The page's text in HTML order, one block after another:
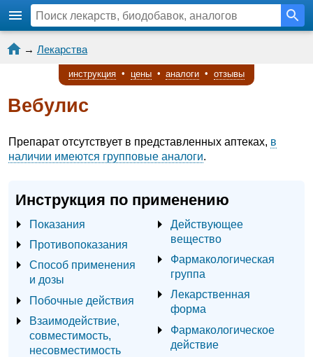
→ Лекарства
инструкция • цены • аналоги • отзывы
Вебулис
Препарат отсутствует в представленных аптеках, в
наличии имеются групповые аналоги.
Инструкция по применению
Показания
Противопоказания
Способ применения
и дозы
Побочные действия
Взаимодействие,
совместимость,
несовместимость
Действующее
вещество
Фармакологическая
группа
Лекарственная
форма
Фармакологическое
действие